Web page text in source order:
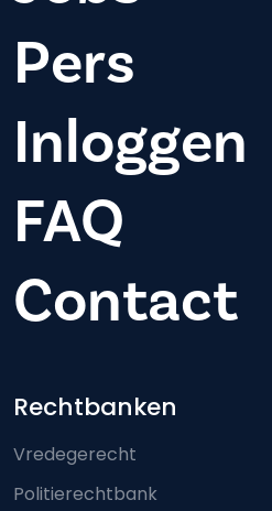
Pers
Inloggen
FAQ
Contact
Footer-menu
Rechtbanken
Vredegerecht
Politierechtbank